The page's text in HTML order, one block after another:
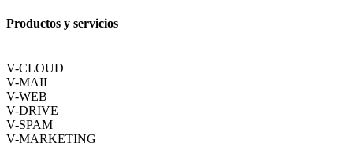
Productos y servicios
V-CLOUD
V-MAIL
V-WEB
V-DRIVE
V-SPAM
V-MARKETING